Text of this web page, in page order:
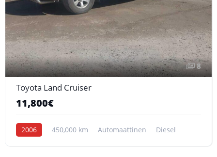
8
Toyota Land Cruiser
11,800€
2006 450,000 km Automaattinen Diesel